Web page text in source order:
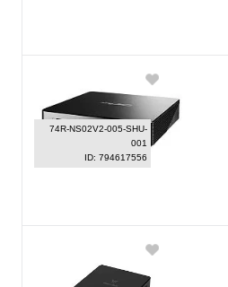
74R-NS02V2-005-SHU-
001
ID: 794617556